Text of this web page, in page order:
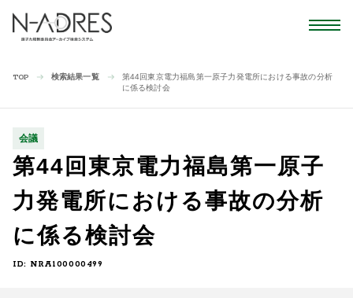
TOP 検索結果一覧
第44回東京電力福島第一原子力発電所における事故の分析
に係る検討会
会議
第44回東京電力福島第一原子
力発電所における事故の分析
に係る検討会
ID: NRA100000499